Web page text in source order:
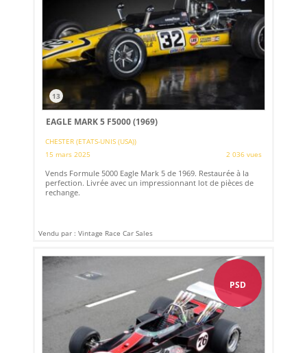
13
EAGLE MARK 5 F5000 (1969)
CHESTER (ETATS-UNIS (USA))
15 mars 2025
2 036 vues
Vends Formule 5000 Eagle Mark 5 de 1969. Restaurée à la
perfection. Livrée avec un impressionnant lot de pièces de
rechange.
Vendu par : Vintage Race Car Sales
PSD